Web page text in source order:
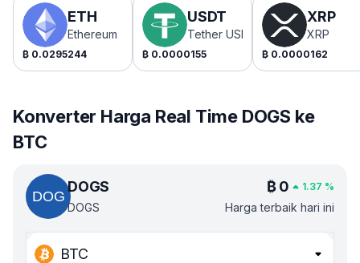
ETH
Ethereum
₿ 0.0295244
USDT
Tether USDt
₿ 0.0000155
XRP
XRP
₿ 0.0000162
Konverter Harga Real Time DOGS ke
BTC
DOGS
DOGS
₿ 0 1.37 %
Harga terbaik hari ini
BTC